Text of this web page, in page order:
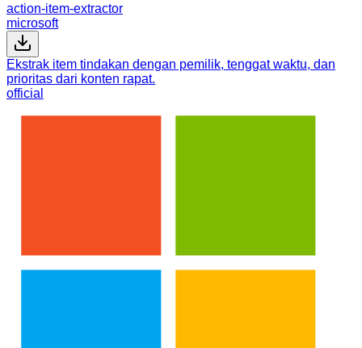
action-item-extractor
microsoft
Ekstrak item tindakan dengan pemilik, tenggat waktu, dan
prioritas dari konten rapat.
official